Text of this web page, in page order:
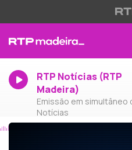
RTP Notícias (RTP
Madeira)
Emissão em simultâneo
Notícias